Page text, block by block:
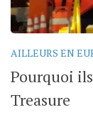
AILLEURS EN
Pourquoi
Treasure